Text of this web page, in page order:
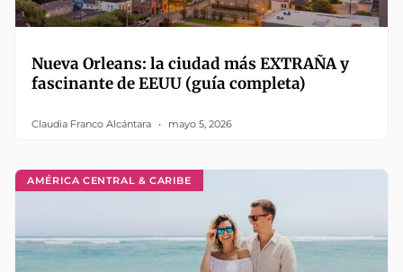
Nueva Orleans: la ciudad más EXTRAÑA y
fascinante de EEUU (guía completa)
Claudia Franco Alcántara mayo 5, 2026
AMÉRICA CENTRAL & CARIBE